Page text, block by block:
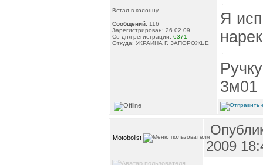
Встал в колонну
Сообщений: 116
Зарегистрирован: 26.02.09
Со дня регистрации: 6371
Откуда: УКРАИНА Г. ЗАПОРОЖЬЕ
Я
3м01
Motobolist
2009